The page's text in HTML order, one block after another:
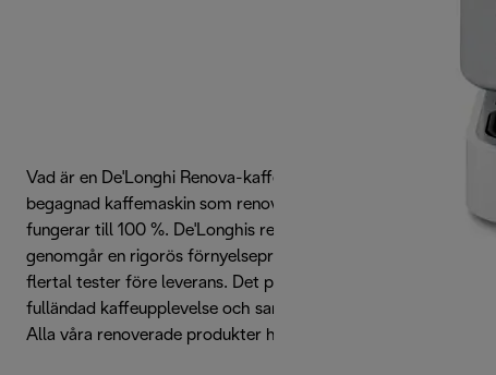
Vad är en De'Longhi Renova-kaffemaskin? Det är en
begagnad kaffemaskin som renoverats till nyskick och
fungerar till 100 %. De'Longhis renoverade produkter
genomgår en rigorös förnyelseprocess som omfattar ett
flertal tester före leverans. Det perfekta sättet att få en
fulländad kaffeupplevelse och samtidigt minska avfallet.
Alla våra renoverade produkter har 2 års garanti.